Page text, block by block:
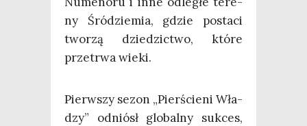
ny Śród­zie­mia, gdzie posta­ci
two­rzą dzie­dzic­two, któ­re
prze­trwa wieki.
Pierw­szy sezon „Pier­ście­ni Wła­
dzy” odniósł glo­bal­ny suk­ces,